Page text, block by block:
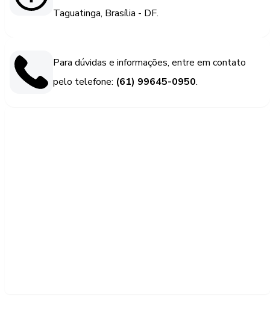
Taguatinga, Brasília - DF.
Para dúvidas e informações, entre em contato
pelo telefone: (61) 99645-0950.